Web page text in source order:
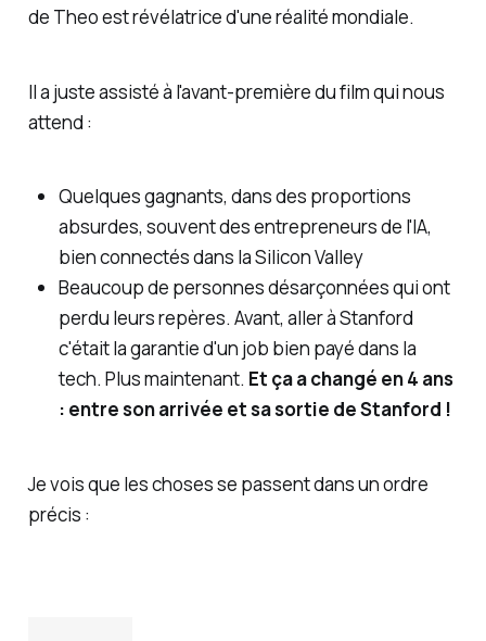
de Theo est révélatrice d'une réalité mondiale.
Il a juste assisté à l'avant-première du film qui nous
attend :
Quelques gagnants, dans des proportions
absurdes, souvent des entrepreneurs de l'IA,
bien connectés dans la Silicon Valley
Beaucoup de personnes désarçonnées qui ont
perdu leurs repères. Avant, aller à Stanford
c'était la garantie d'un job bien payé dans la
tech. Plus maintenant. Et ça a changé en 4 ans
: entre son arrivée et sa sortie de Stanford !
Je vois que les choses se passent dans un ordre
précis :